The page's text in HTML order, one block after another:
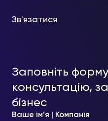
Зв'язатися
Заповніть
консультацію,
бізнес
Ваше ім’я | Компанія